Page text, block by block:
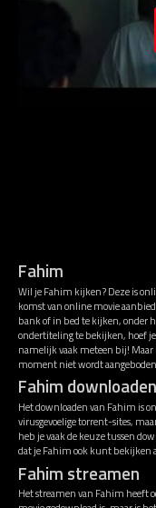
Fahim
Wil je Fahim kijken? Deze is
komst van online movie
bank of in bed te kijken, onder
ondertiteling te bekijken, hoef
namelijk vaak meteen bij! Maar
moment niet wordt
Fahim downloaden
Het downloaden van Fahim is
virusgevoelige torrent-sites,
heb je vaak de keuze tussen
dat je Fahim ook kunt bekijken
Fahim streamen
Het streamen van Fahim heeft